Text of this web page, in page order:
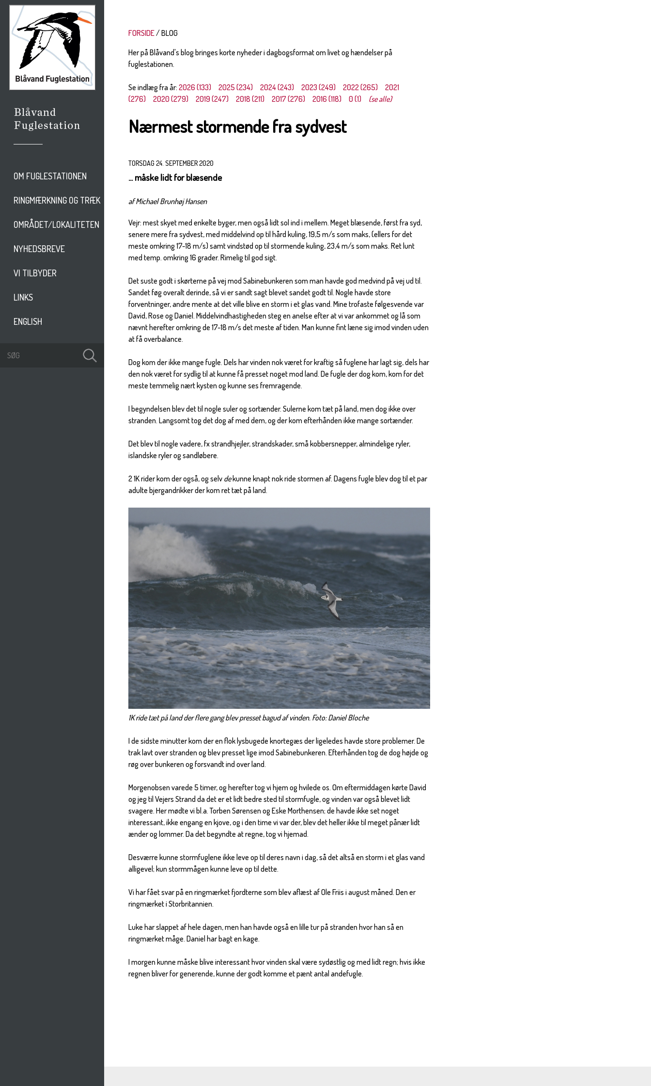
OM FUGLESTATIONEN
RINGMÆRKNING OG TRÆK
OMRÅDET/LOKALITETEN
NYHEDSBREVE
VI TILBYDER
LINKS
ENGLISH
FORSIDE
BLOG
Her på Blåvand's blog bringes korte nyheder i dagbogsformat om livet og hændelser på
fuglestationen.
Se indlæg fra år:2026 (133) 2025 (234) 2024 (243) 2023 (249) 2022 (265)
2021
(276)
2020 (279) 2019 (247) 2018 (211) 2017 (276) 2016 (118) 0 (1) (se alle)
Nærmest stormende fra sydvest
TORSDAG 24. SEPTEMBER 2020
... måske lidt for blæsende
af Michael Brunhøj Hansen
Vejr: mest skyet med enkelte byger, men også lidt sol ind i mellem. Meget blæsende, først fra syd,
senere mere fra sydvest, med middelvind op til hård kuling, 19,5 m/s som maks, (ellers for det
meste omkring 17-18 m/s) samt vindstød op til stormende kuling, 23,4 m/s som maks. Ret lunt
med temp. omkring 16 grader. Rimelig til god sigt.
Det suste godt i skørterne på vej mod Sabinebunkeren som man havde god medvind på vej ud til.
Sandet føg overalt derinde, så vi er sandt sagt blevet sandet godt til. Nogle havde store
forventninger, andre mente at det ville blive en storm i et glas vand. Mine trofaste følgesvende var
David, Rose og Daniel. Middelvindhastigheden steg en anelse efter at vi var ankommet og lå som
nævnt herefter omkring de 17-18 m/s det meste af tiden. Man kunne fint læne sig imod vinden uden
at få overbalance.
Dog kom der ikke mange fugle. Dels har vinden nok været for kraftig så fuglene har lagt sig, dels har
den nok været for sydlig til at kunne få presset noget mod land. De fugle der dog kom, kom for det
meste temmelig nært kysten og kunne ses fremragende.
I begyndelsen blev det til nogle suler og sortænder. Sulerne kom tæt på land, men dog ikke over
stranden. Langsomt tog det dog af med dem, og der kom efterhånden ikke mange sortænder.
Det blev til nogle vadere, fx strandhjejler, strandskader, små kobbersnepper, almindelige ryler,
islandske ryler og sandløbere.
2 1K rider kom der også, og selv dekunne knapt nok ride stormen af. Dagens fugle blev dog til et par
adulte bjergandrikker der kom ret tæt på land.
1K ride tæt på land der flere gang blev presset bagud af vinden. Foto: Daniel Bloche
I de sidste minutter kom der en flok lysbugede knortegæs der ligeledes havde store problemer. De
trak lavt over stranden og blev presset lige imod Sabinebunkeren. Efterhånden tog de dog højde og
røg over bunkeren og forsvandt ind over land.
Morgenobsen varede 5 timer, og herefter tog vi hjem og hvilede os. Om eftermiddagen kørte David
og jeg til Vejers Strand da det er et lidt bedre sted til stormfugle, og vinden var også blevet lidt
svagere. Her mødte vi bl.a. Torben Sørensen og Eske Morthensen; de havde ikke set noget
interessant, ikke engang en kjove, og i den time vi var der, blev det heller ikke til meget pånær lidt
ænder og lommer. Da det begyndte at regne, tog vi hjemad.
Desværre kunne stormfuglene ikke leve op til deres navn i dag, så det altså en storm i et glas vand
alligevel; kun stormmågen kunne leve op til dette.
Vi har fået svar på en ringmærket fjordterne som blev aflæst af Ole Friis i august måned. Den er
ringmærket i Storbritannien.
Luke har slappet af hele dagen, men han havde også en lille tur på stranden hvor han så en
ringmærket måge. Daniel har bagt en kage.
I morgen kunne måske blive interessant hvor vinden skal være sydøstlig og med lidt regn; hvis ikke
regnen bliver for generende, kunne der godt komme et pænt antal andefugle.